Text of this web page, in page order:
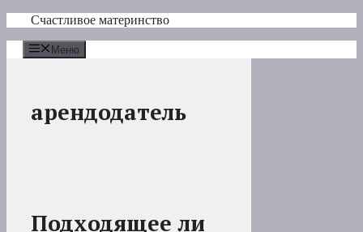
Перейти
содержимому
Счастливое материнство
Меню
арендодатель
Подходящее ли